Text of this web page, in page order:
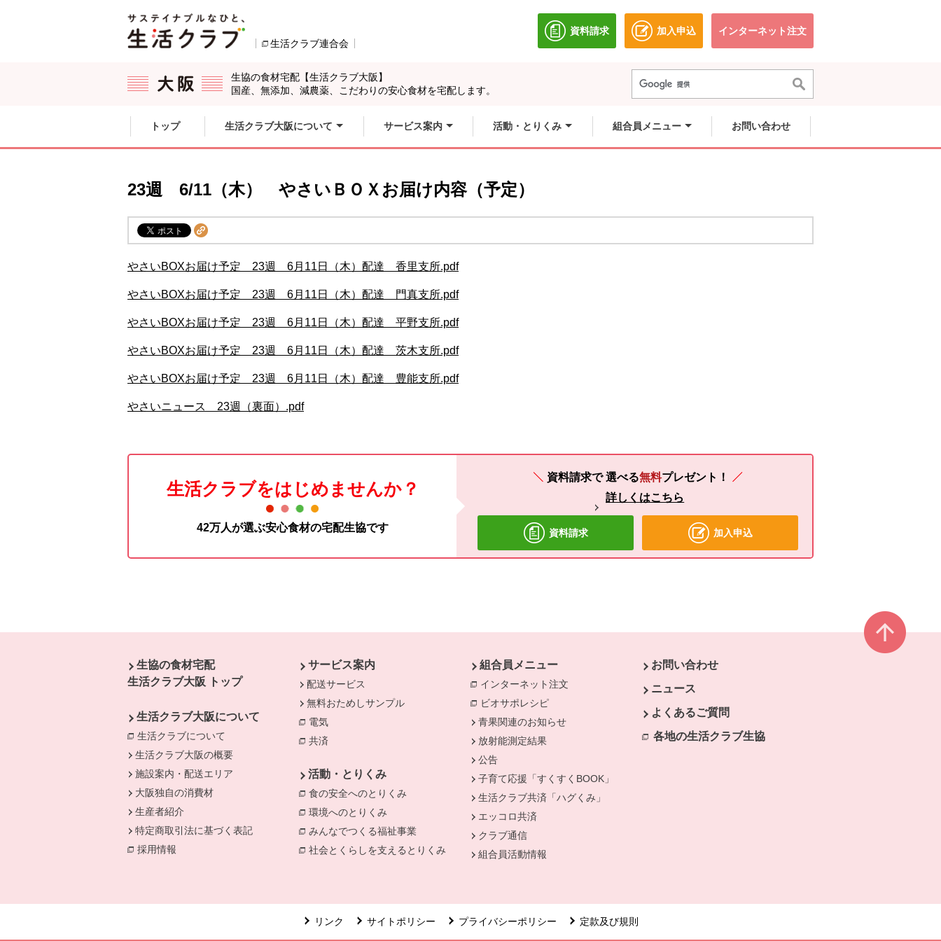
生活クラブ連合会
資料請求
別のウィンドウで開きます。
加入申込
別のウィンドウで開きます。
インターネット注文別のウィンドウで開きます。
生協の食材宅配【生活クラブ大阪】
国産、無添加、減農薬、こだわりの安心食材を宅配します。
ここからサイト内共通メニューです。
サイト内共通メニューをスキップする
トップ 生活クラブ大阪について サービス案内 活動・とりくみ 組合員メニュー お問い合わせ
23週 6/11（木） やさいＢＯＸお届け内容（予定）
やさいBOXお届け予定 23週 6月11日（木）配達 香里支所.pdf
やさいBOXお届け予定 23週 6月11日（木）配達 門真支所.pdf
やさいBOXお届け予定 23週 6月11日（木）配達 平野支所.pdf
やさいBOXお届け予定 23週 6月11日（木）配達 茨木支所.pdf
やさいBOXお届け予定 23週 6月11日（木）配達 豊能支所.pdf
やさいニュース 23週（裏面）.pdf
生活クラブをはじめませんか？
42万人が選ぶ安心食材の宅配生協です
資料請求で選べる無料プレゼント！
詳しくはこちら
資料請求 加入申込
生協の食材宅配
生活クラブ大阪 トップ
生活クラブ大阪について
生活クラブについて
別のウィンドウで開きます。
生活クラブ大阪の概要
施設案内・配送エリア
大阪独自の消費材
生産者紹介
特定商取引法に基づく表記
採用情報
サービス案内
配送サービス
無料おためしサンプル
電気
共済
活動・とりくみ
食の安全へのとりくみ 別のウィンドウで開きます。
環境へのとりくみ 別のウィンドウで開きます。
みんなでつくる福祉事業 別のウィンドウで開きます。
社会とくらしを支えるとりくみ 別のウィンドウで開きます。
組合員メニュー
インターネット注文 別のウィンドウで開きます。
ビオサポレシピ
青果関連のお知らせ
放射能測定結果
公告
子育て応援「すくすくBOOK」
生活クラブ共済「ハグくみ」
エッコロ共済
クラブ通信
組合員活動情報
お問い合わせ
ニュース
よくあるご質問
各地の生活クラブ生協
リンク サイトポリシー プライバシーポリシー 定款及び規則